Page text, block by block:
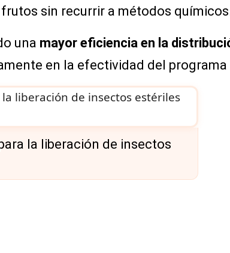
sin recurrir a métodos
una mayor eficiencia en la
en la efectividad del
la liberación de insectos